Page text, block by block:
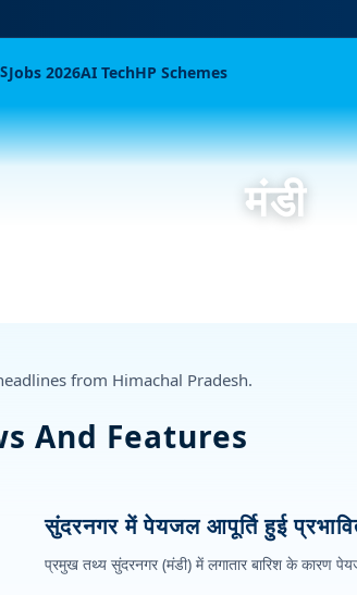
Jobs 2026AI TechHP Schemes
मंडी
from Himachal Pradesh.
And Features
सुंदरनगर में पेयजल आपूर्ति हुई
प्रमुख तथ्य सुंदरनगर (मंडी) में लगातार बारिश के कारण